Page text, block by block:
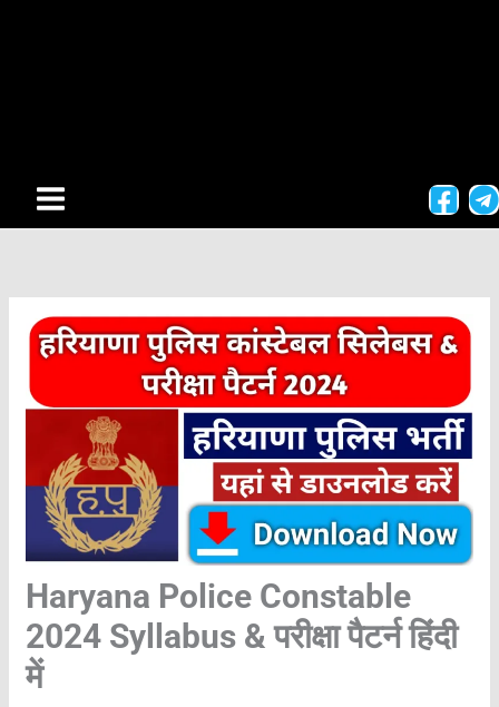
Haryana Police Constable
2024 Syllabus & परीक्षा पैटर्न हिंदी
में